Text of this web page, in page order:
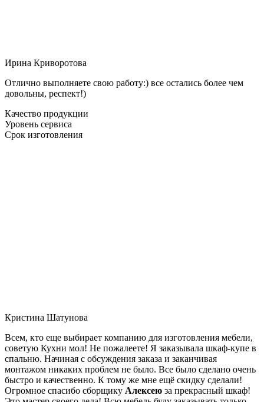
Ирина Криворотова
Отлично выполняете свою работу:) все остались более чем
довольны, респект!)
Качество продукции
Уровень сервиса
Срок изготовления
Кристина Шатунова
Всем, кто еще выбирает компанию для изготовления мебели,
советую Кухни мол! Не пожалеете! Я заказывала шкаф-купе в
спальню. Начиная с обсуждения заказа и заканчивая
монтажом никаких проблем не было. Все было сделано очень
быстро и качественно. К тому же мне ещё скидку сделали!
Огромное спасибо сборщику Алексею за прекрасный шкаф!